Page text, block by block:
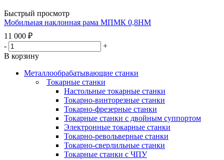
Быстрый просмотр
Мобильная наклонная рама МПМК 0,8НМ
11 000 ₽
-
+
В корзину
Металлообрабатывающие станки
Токарные станки
Настольные токарные станки
Токарно-винторезные станки
Токарно-фрезерные станки
Токарные станки с двойным суппортом
Электронные токарные станки
Токарно-револьверные станки
Токарно-сверлильные станки
Токарные станки с ЧПУ